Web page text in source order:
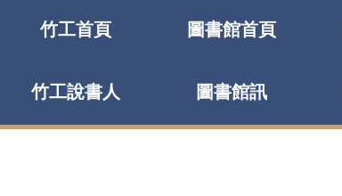
竹工首頁 圖書館首頁
竹工說書人 圖書館訊